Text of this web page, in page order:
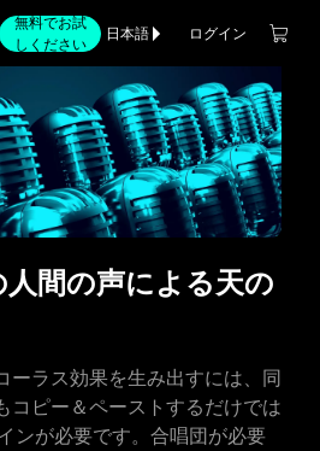
無料でお試
しください
日本語 ログイン
人間の声による天の
ーラス効果を生み出すには、同
コピー＆ペーストするだけでは
ンが必要です。合唱団が必要